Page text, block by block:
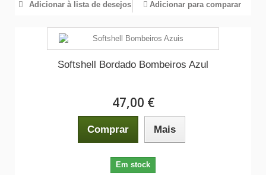
Adicionar à lista de desejos Adicionar para comparar
Softshell Bordado Bombeiros Azul
47,00 €
Comprar Mais
Em stock